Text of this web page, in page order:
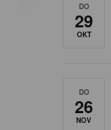
DO
29
OKT
DO
26
NOV